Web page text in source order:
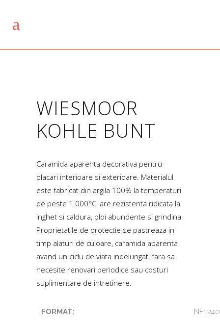
WIESMOOR
KOHLE BUNT
Caramida aparenta decorativa pentru
placari interioare si exterioare. Materialul
este fabricat din argila 100% la temperaturi
de peste 1.000°C, are rezistenta ridicata la
inghet si caldura, ploi abundente si grindina.
Proprietatile de protectie se pastreaza in
timp alaturi de culoare, caramida aparenta
avand un ciclu de viata indelungat, fara sa
necesite renovari periodice sau costuri
suplimentare de intretinere.
FORMAT:
NF: